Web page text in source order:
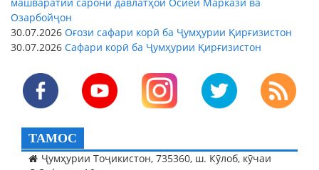
Озарбойҷон
30.07.2026 Оғози сафари корӣ ба Ҷумҳурии Қирғизистон
30.07.2026 Сафари корӣ ба Ҷумҳурии Қирғизистон
ТАМОС
Ҷумҳурии Тоҷикистон, 735360, ш. Кӯлоб, кӯчаи